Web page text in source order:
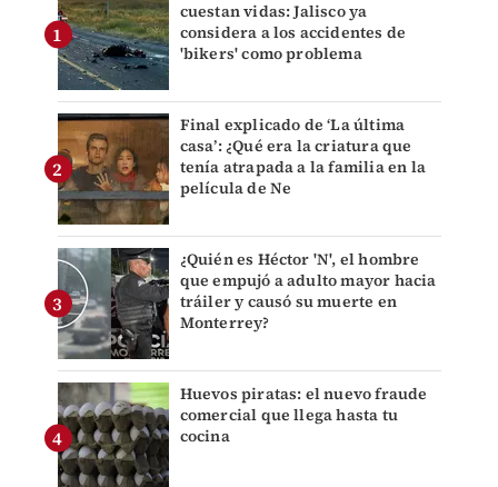
cuestan vidas: Jalisco ya
considera a los accidentes de
'bikers' como problema
Final explicado de ‘La última
casa’: ¿Qué era la criatura que
tenía atrapada a la familia en la
película de Ne
¿Quién es Héctor 'N', el hombre
que empujó a adulto mayor hacia
tráiler y causó su muerte en
Monterrey?
Huevos piratas: el nuevo fraude
comercial que llega hasta tu
cocina